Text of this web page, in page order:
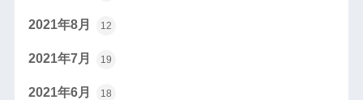
2021年8月 12
2021年7月 19
2021年6月 18